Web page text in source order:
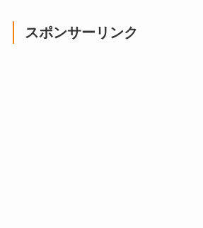
スポンサーリンク